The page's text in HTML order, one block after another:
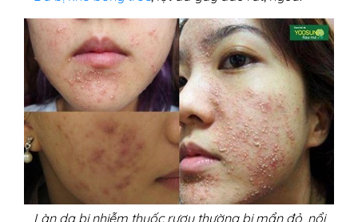
Làn da bị nhiễm thuốc rượu thường bị mẩn đỏ, nổi